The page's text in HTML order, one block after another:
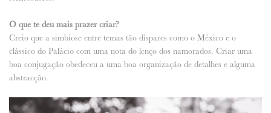
O que te deu mais prazer criar?
Creio que a simbiose entre temas tão díspares como o México e o
clássico do Palácio com uma nota do lenço dos namorados. Criar uma
boa conjugação obedeceu a uma boa organização de detalhes e alguma
abstracção.